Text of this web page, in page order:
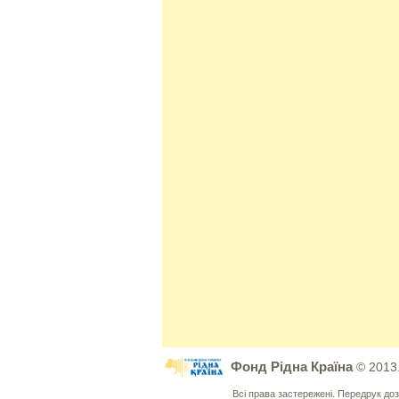
Фонд Рідна Країна©
Всі права застережені. Передрук